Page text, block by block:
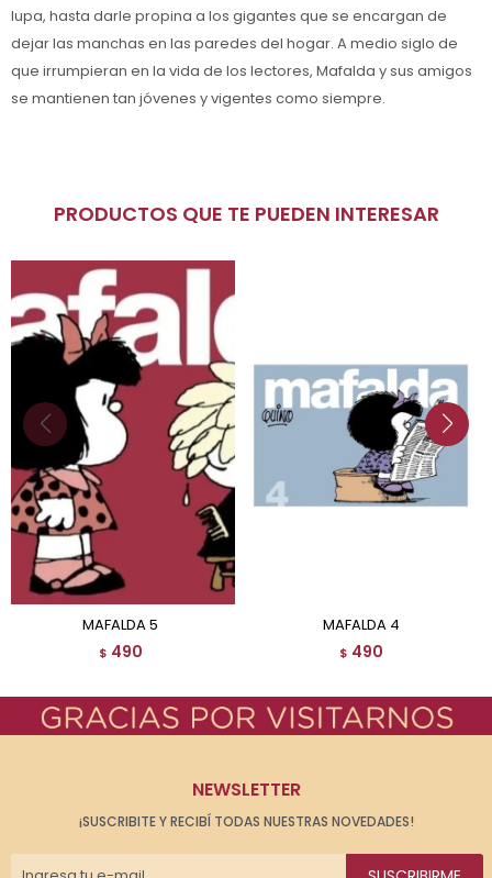
lupa, hasta darle propina a los gigantes que se encargan de
dejar las manchas en las paredes del hogar. A medio siglo de
que irrumpieran en la vida de los lectores, Mafalda y sus amigos
se mantienen tan jóvenes y vigentes como siempre.
PRODUCTOS QUE TE PUEDEN INTERESAR
MAFALDA 5
$ 490
MAFALDA 4
$ 490
NEWSLETTER
¡SUSCRIBITE Y RECIBÍ TODAS NUESTRAS NOVEDADES!